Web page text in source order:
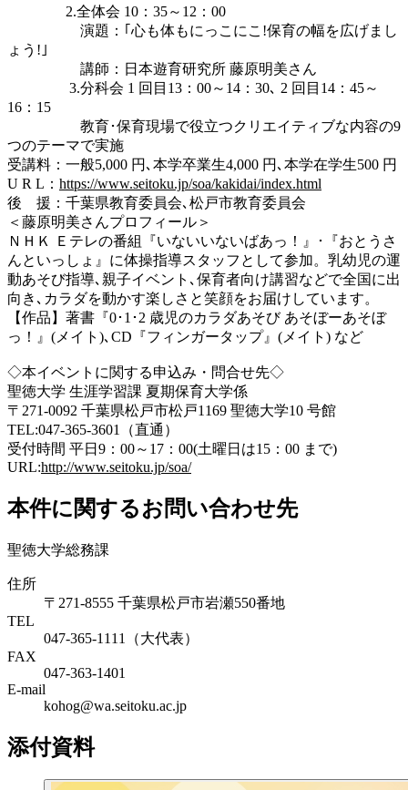
2.全体会 10：35～12：00
演題：｢心も体もにっこにこ!保育の幅を広げまし
ょう!｣
講師：日本遊育研究所 藤原明美さん
3.分科会 1 回目13：00～14：30､ 2 回目14：45～
16：15
教育･保育現場で役立つクリエイティブな内容の9
つのテーマで実施
受講料：一般5,000 円､本学卒業生4,000 円､本学在学生500 円
U R L： https://www.seitoku.jp/soa/kakidai/index.html
後 援：千葉県教育委員会､松戸市教育委員会
＜藤原明美さんプロフィール＞
ＮＨＫ Ｅテレの番組『いないいないばあっ！』･『おとうさ
んといっしょ』に体操指導スタッフとして参加。乳幼児の運
動あそび指導､親子イベント､保育者向け講習などで全国に出
向き､カラダを動かす楽しさと笑顔をお届けしています。
【作品】著書『0･1･2 歳児のカラダあそび あそぼーあそぼ
っ！』(メイト)､CD『フィンガータップ』(メイト) など
◇本イベントに関する申込み・問合せ先◇
聖徳大学 生涯学習課 夏期保育大学係
〒271-0092 千葉県松戸市松戸1169 聖徳大学10 号館
TEL:047-365-3601（直通）
受付時間 平日9：00～17：00(土曜日は15：00 まで)
URL:http://www.seitoku.jp/soa/
本件に関するお問い合わせ先
聖徳大学総務課
住所
〒271-8555 千葉県松戸市岩瀬550番地
TEL
047-365-1111（大代表）
FAX
047-363-1401
E-mail
kohog@wa.seitoku.ac.jp
添付資料